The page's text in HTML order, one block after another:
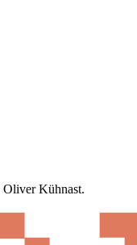
Oliver Kühnast.